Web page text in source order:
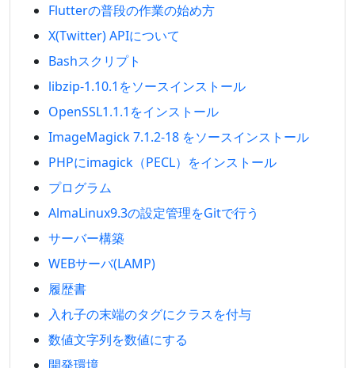
Flutterの普段の作業の始め方
X(Twitter) APIについて
Bashスクリプト
libzip-1.10.1をソースインストール
OpenSSL1.1.1をインストール
ImageMagick 7.1.2-18 をソースインストール
PHPにimagick（PECL）をインストール
プログラム
AlmaLinux9.3の設定管理をGitで行う
サーバー構築
WEBサーバ(LAMP)
履歴書
入れ子の末端のタグにクラスを付与
数値文字列を数値にする